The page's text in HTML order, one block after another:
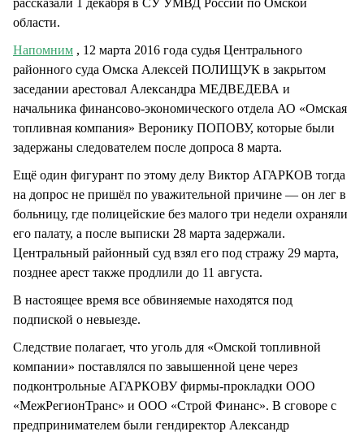
области.
Напомним , 12 марта 2016 года судья Центрального
районного суда Омска Алексей ПОЛИЩУК в закрытом
заседании арестовал Александра МЕДВЕДЕВА и
начальника финансово-экономического отдела АО «Омская
топливная компания» Веронику ПОПОВУ, которые были
задержаны следователем после допроса 8 марта.
Ещё один фигурант по этому делу Виктор АГАРКОВ тогда
на допрос не пришёл по уважительной причине — он лег в
больницу, где полицейские без малого три недели охраняли
его палату, а после выписки 28 марта задержали.
Центральный районный суд взял его под стражу 29 марта,
позднее арест также продлили до 11 августа.
В настоящее время все обвиняемые находятся под
подпиской о невыезде.
Следствие полагает, что уголь для «Омской топливной
компании» поставлялся по завышенной цене через
подконтрольные АГАРКОВУ фирмы-прокладки ООО
«МежРегионТранс» и ООО «Строй Финанс». В сговоре с
предпринимателем были гендиректор Александр